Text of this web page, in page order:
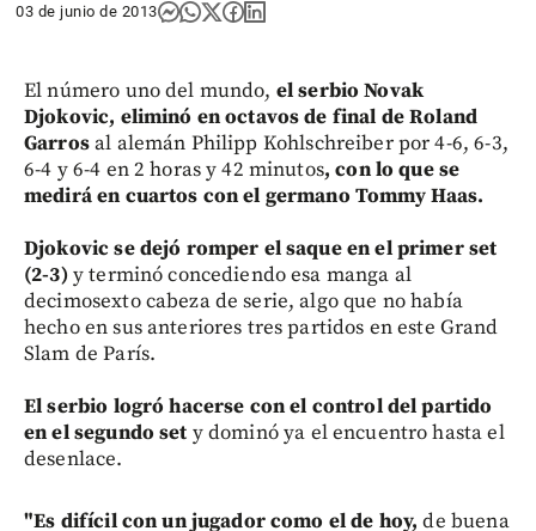
03 de junio de 2013
El número uno del mundo, el serbio Novak
Djokovic, eliminó en octavos de final de Roland
Garrosal alemán Philipp Kohlschreiber por 4-6, 6-3,
6-4 y 6-4 en 2 horas y 42 minutos, con lo que se
medirá en cuartos con el germano Tommy Haas.
Djokovic se dejó romper el saque en el primer set
(2-3)y terminó concediendo esa manga al
decimosexto cabeza de serie, algo que no había
hecho en sus anteriores tres partidos en este Grand
Slam de París.
El serbio logró hacerse con el control del partido
en el segundo set y dominó ya el encuentro hasta el
desenlace.
"Es difícil con un jugador como el de hoy, de buena